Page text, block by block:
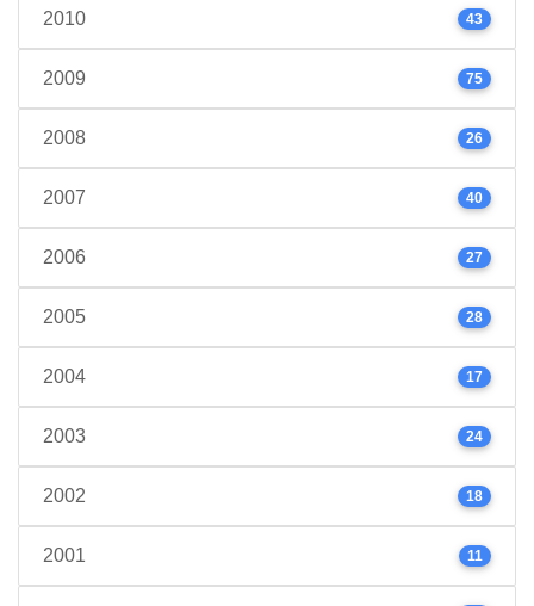
2010 43
2009 75
2008 26
2007 40
2006 27
2005 28
2004 17
2003 24
2002 18
2001 11